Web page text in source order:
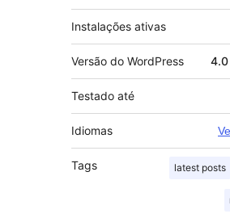
Instalações ativas
Versão do WordPress 4.0
Testado até
Idiomas
Tags latest posts